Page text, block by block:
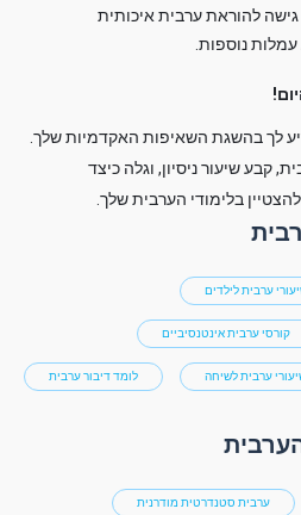
גישה להוראת ערבית איכותית
נוספות.
לך בהשגת השאיפות האקדמיות שלך.
קבע שיעור ניסיון, וגלה כיצד
ערבית לילדים
קורסי ערבית אינטנסיביים
ערבית לשיחה לומד דיבור ערבית
ערבית סטנדרטית מודרנית